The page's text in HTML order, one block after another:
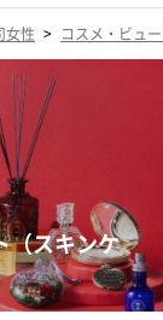
女性 > コスメ・ビュ
（スキンケ